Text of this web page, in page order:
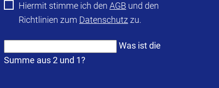
Hiermit stimme ich den AGB und den
Richtlinien zum Datenschutz zu.
Was ist die
Summe aus 2 und 1?